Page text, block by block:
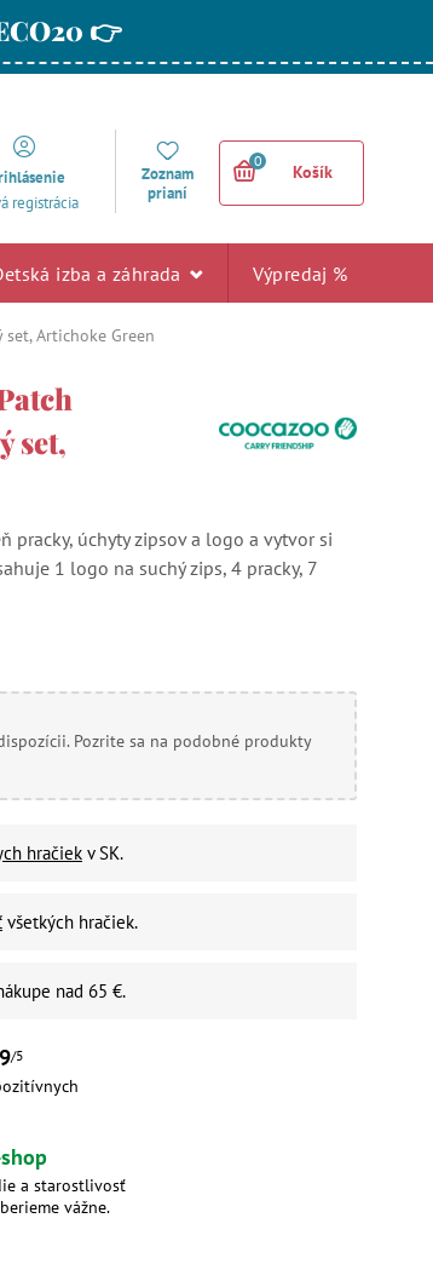
👉
registrácia
Zoznam
prianí
0
Košík
izba a záhrada Výpredaj %
Artichoke Green
set,
pracky, úchyty zipsov a logo a vytvor si
1 logo na suchý zips, 4 pracky, 7
Pozrite sa na podobné produkty
hračiek v SK.
všetkých hračiek.
nad 65 €.
/5
a starostlivosť
vážne.